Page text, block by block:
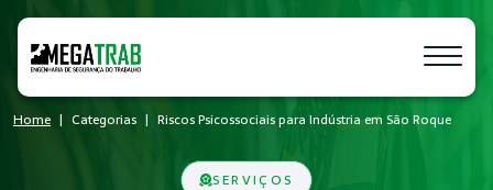
Home Categorias Riscos Psicossociais para Indústria em São Roque
SERVIÇOS